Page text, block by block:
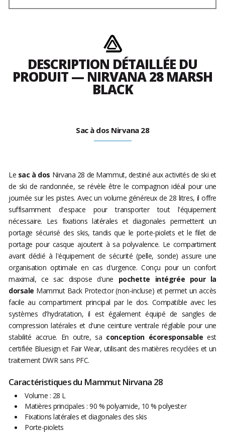
DESCRIPTION DÉTAILLÉE DU
PRODUIT — NIRVANA 28 MARSH
BLACK
Sac à dos Nirvana 28
Le sac à dos Nirvana 28 de Mammut, destiné aux activités de ski et
de ski de randonnée, se révèle être le compagnon idéal pour une
journée sur les pistes. Avec un volume généreux de 28 litres, il offre
suffisamment d'espace pour transporter tout l'équipement
nécessaire. Les fixations latérales et diagonales permettent un
portage sécurisé des skis, tandis que le porte-piolets et le filet de
portage pour casque ajoutent à sa polyvalence. Le compartiment
avant dédié à l'équipement de sécurité (pelle, sonde) assure une
organisation optimale en cas d'urgence. Conçu pour un confort
maximal, ce sac dispose d'une pochette intégrée pour la
dorsale Mammut Back Protector (non-incluse) et permet un accès
facile au compartiment principal par le dos. Compatible avec les
systèmes d'hydratation, il est également équipé de sangles de
compression latérales et d'une ceinture ventrale réglable pour une
stabilité accrue. En outre, sa conception écoresponsable est
certifiée Bluesign et Fair Wear, utilisant des matières recyclées et un
traitement DWR sans PFC.
Caractéristiques du Mammut Nirvana 28
Volume : 28 L
Matières principales : 90 % polyamide, 10 % polyester
Fixations latérales et diagonales des skis
Porte-piolets